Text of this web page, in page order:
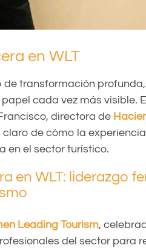
en WLT
de transformación
cada vez más visible.
directora de
de cómo la
en el sector turístico.
en WLT: liderazgo
Leading Tourism,
del sector para